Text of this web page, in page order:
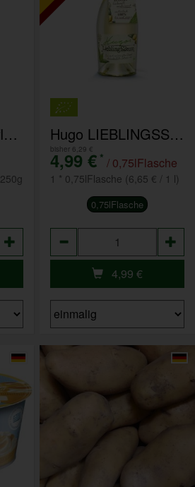
Grillschnecke Geflügel Hugo LIEBLINGSSECCO
bisher 6,29 €
4,99 € * / 0,75lFlasche
1 * 0,75lFlasche (6,65 € / 1 l)
0,75lFlasche
4,99 €